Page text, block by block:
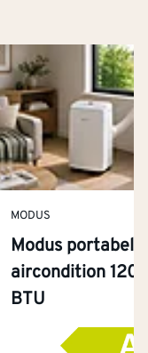
MODUS
Modus portabel
aircondition
BTU